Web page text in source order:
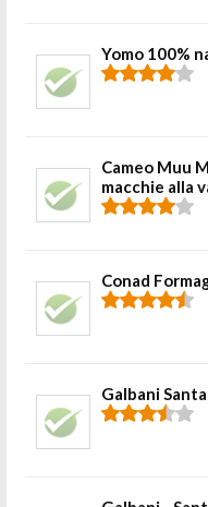
Yomo 100%
Cameo Muu
macchie alla
Conad
Galbani